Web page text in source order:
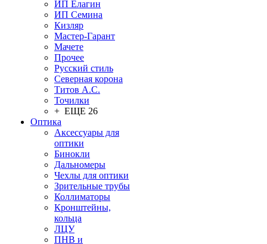
ИП Елагин
ИП Семина
Кизляр
Мастер-Гарант
Мачете
Прочее
Русский стиль
Северная корона
Титов А.С.
Точилки
+ ЕЩЕ 26
Оптика
Аксессуары для
оптики
Бинокли
Дальномеры
Чехлы для оптики
Зрительные трубы
Коллиматоры
Кронштейны,
кольца
ЛЦУ
ПНВ и